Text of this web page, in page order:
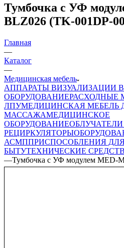
Тумбочка с УФ
BLZ026 (TK-001DP-
Главная
—
Каталог
—
Медицинская мебель
АППАРАТЫ ВИЗУАЛИЗАЦИИ
ОБОРУДОВАНИЕРАСХОДНЫЕ
ЛПУМЕДИЦИНСКАЯ МЕБЕЛЬ
МАССАЖАМЕДИЦИНСКОЕ
ОБОРУДОВАНИЕОБЛУЧАТЕЛИ
РЕЦИРКУЛЯТОРЫ
АСМППРИСПОСОБЛЕНИЯ
БЫТУТЕХНИЧЕСКИЕ
—Тумбочка с УФ модулем MED-